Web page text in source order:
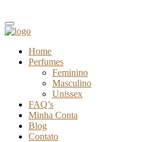
Home
Perfumes
Feminino
Masculino
Unissex
FAQ’s
Minha Conta
Blog
Contato